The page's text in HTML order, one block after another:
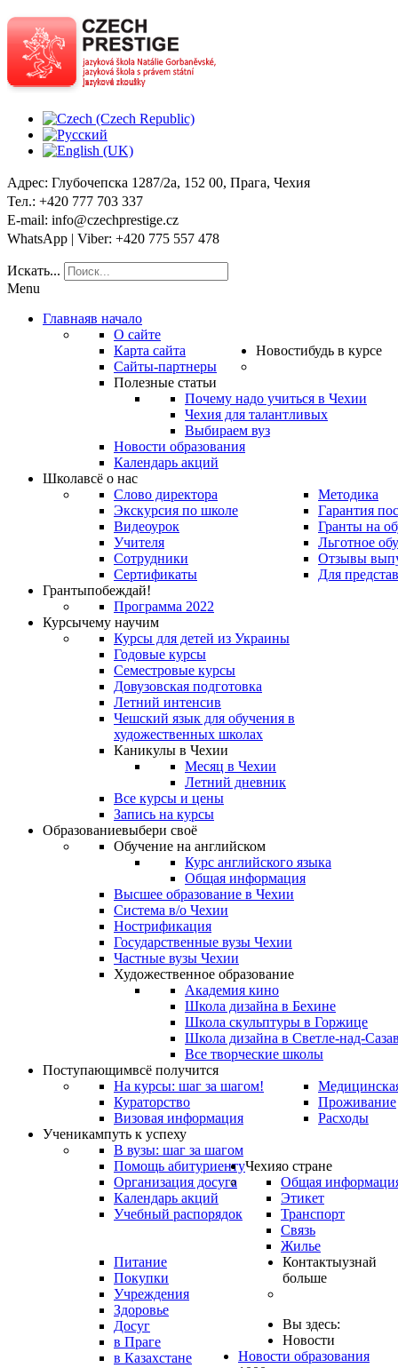
Адрес: Глубочепска 1287/2a, 152 00, Прага, Чехия
Тел.: +420 777 703 337
E-mail: info@czechprestige.cz
WhatsApp | Viber: +420 775 557 478
Искать...
Menu
Главнаяв начало
О сайте
Карта сайта
Сайты-партнеры
Новостибудь в курсе
Полезные статьи
Почему надо учиться в Чехии
Чехия для талантливых
Выбираем вуз
Новости образования
Календарь акций
Школавсё о нас
Слово директора
Экскурсия по школе
Видеоурок
Учителя
Сотрудники
Сертификаты
Методика
Гарантия
Гранты на
Льготное
Отзывы
Для
Грантыпобеждай!
Программа 2022
Курсычему научим
Курсы для детей из Украины
Годовые курсы
Семестровые курсы
Довузовская подготовка
Летний интенсив
Чешский язык для обучения в
художественных школах
Каникулы в Чехии
Месяц в Чехии
Летний дневник
Все курсы и цены
Запись на курсы
Образованиевыбери своё
Обучение на английском
Курс английского языка
Общая информация
Высшее образование в Чехии
Система в/о Чехии
Нострификация
Государственные вузы Чехии
Частные вузы Чехии
Художественное образование
Академия кино
Школа дизайна в Бехине
Школа скульптуры в Горжице
Школа дизайна в Светле-над-
Все творческие школы
Поступающимвсё получится
На курсы: шаг за шагом!
Кураторство
Визовая информация
Проживание
Расходы
Ученикампуть к успеху
В вузы: шаг за шагом
Помощь абитуриенту
Организация досуга
Календарь акций
Учебный распорядок
Чехияо стране
Общая
Этикет
Транспорт
Связь
Жилье
Питание
Покупки
Учреждения
Здоровье
Досуг
Контактыузнай
больше
в Праге
в Казахстане
Вы здесь:
Новости
Новости образования